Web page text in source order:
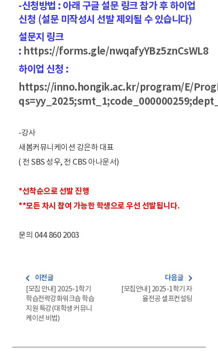
-신청방법 : 아래 구글 설문 링크 참가 후 하이업
신청 (설문 미작성시 선발 제외될 수 있습니다)
설문지 링크
: https://forms.gle/nwqafyYBz5znCsWL8
하이업 신청 :
https://inno.hongik.ac.kr/program/E/
-강사
새봄커뮤니케이션 강은하 대표
( 전 SBS 성우, 전 CBS 아나운서)
*선착순으로 선발 진행
**모든 차시 참여 가능한 학생으로 우선 선발됩니다.
문의 044 860 2003
navigate_before
이전글
[모집 안내] 2025-1학기
학습전략강화워크숍 학습
지원 특강(대학생 커뮤니
케이션 비법)
다음글 navigate_next
[모집안내] 2025-1학기 자
율전공 셀프컨설팅